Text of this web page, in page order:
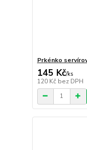
Prkénko
145 Kč/ks
120 Kč bez DPH